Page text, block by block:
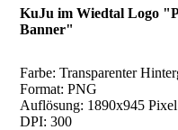
KuJu im Wiedtal Logo
Banner"
Farbe: Transparenter
Format: PNG
Auflösung: 1890x945 Pixel
DPI: 300